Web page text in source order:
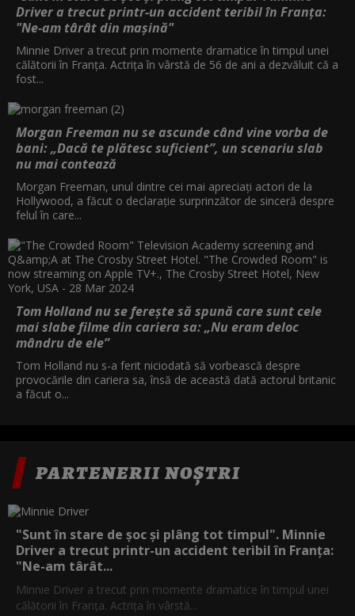
Driver a trecut printr-un accident teribil în Franța:
"Ne-am târât din mașină"
Minnie Driver a trecut prin momente dramatice în timpul unei
călătorii în Franța. Actrița în vârstă de 56 de ani a dezvăluit că a
fost...
Morgan Freeman nu se ascunde când vine vorba de
bani: „Dacă te plătesc suficient”, un scenariu slab
nu mai contează
Morgan Freeman, unul dintre cei mai apreciați actori de la
Hollywood, a făcut o declarație surprinzător de sinceră despre
felul în care...
Tom Holland nu se ferește să spună care sunt cele
mai slabe filme din cariera sa: „Nu eram deloc
mândru de ele”
Tom Holland nu s-a ferit niciodată să vorbească despre
provocările din cariera sa, însă de această dată actorul britanic
a făcut o...
PARTENERII NOȘTRI
"Sunt în stare de șoc și plâng tot timpul". Minnie
Driver a trecut printr-un accident teribil în Franța:
"Ne-am târât...
Minnie Driver a trecut prin momente dramatice în timpul unei
călătorii în Franța. Actrița în vârstă...